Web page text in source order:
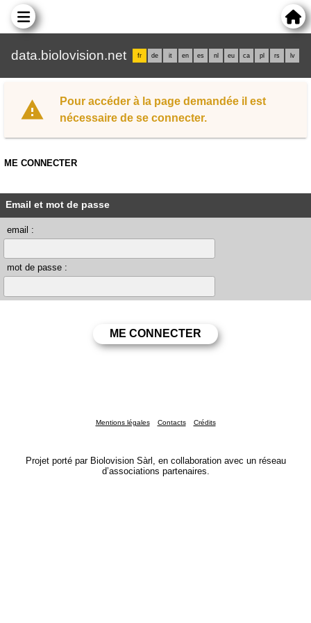
data.biolovision.net fr de it en es nl eu ca pl rs lv
Pour accéder à la page demandée il est
nécessaire de se connecter.
ME CONNECTER
Email et mot de passe
email :
mot de passe :
Mentions légales Contacts Crédits
Projet porté par Biolovision Sàrl, en collaboration avec un réseau
d’associations partenaires.